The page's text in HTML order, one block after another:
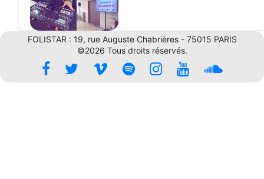
FOLISTAR : 19, rue Auguste Chabrières - 75015 PARIS
©2026 Tous droits réservés.